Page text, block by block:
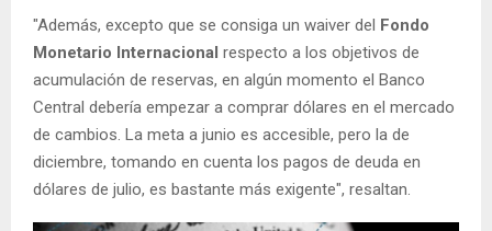
"Además, excepto que se consiga un waiver del
Fondo
Monetario Internacional respecto a los objetivos de
acumulación de reservas, en algún momento el Banco
Central debería empezar a comprar dólares en el mercado
de cambios. La meta a junio es accesible, pero la de
diciembre, tomando en cuenta los pagos de deuda en
dólares de julio, es bastante más exigente", resaltan.